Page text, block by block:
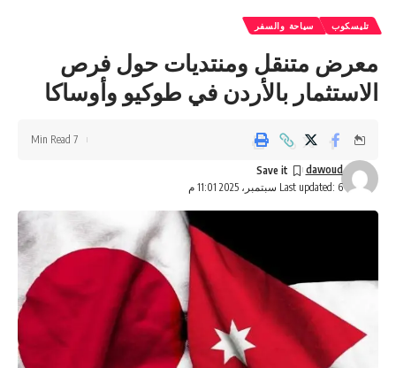
تليسكوب سياحة والسفر
معرض متنقل ومنتديات حول فرص
الاستثمار بالأردن في طوكيو وأوساكا
Last updated: 6 سبتمبر، 2025 11:01 م
dawoud
7 Min Read